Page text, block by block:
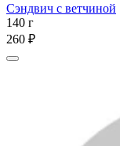
Сэндвич с ветчиной
140 г
260 ₽